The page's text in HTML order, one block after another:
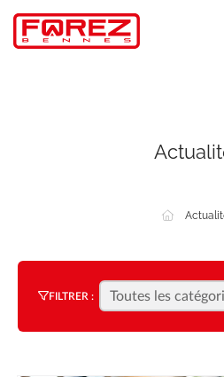
Panneau de gestion des cookies
FILTRER :
À
Trouver ma